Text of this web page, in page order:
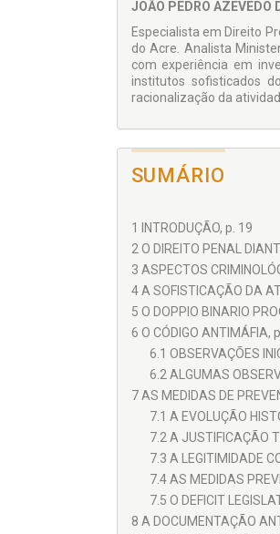
JOÃO PEDRO AZEVEDO
Especialista em Direito
do Acre. Analista
com experiência em
institutos sofisticados
racionalização da
SUMÁRIO
1 INTRODUÇÃO, p. 19
2 O DIREITO PENAL
3 ASPECTOS
4 A SOFISTICAÇÃO DA
5 O DOPPIO BINARIO
6 O CÓDIGO ANTIMÁFIA,
6.1 OBSERVAÇÕES
6.2 ALGUMAS
7 AS MEDIDAS DE
7.1 A EVOLUÇÃO
7.2 A JUSTIFICAÇÃO
7.3 A LEGITIMIDADE
7.4 AS MEDIDAS
7.5 O DEFICIT
8 A DOCUMENTAÇÃO